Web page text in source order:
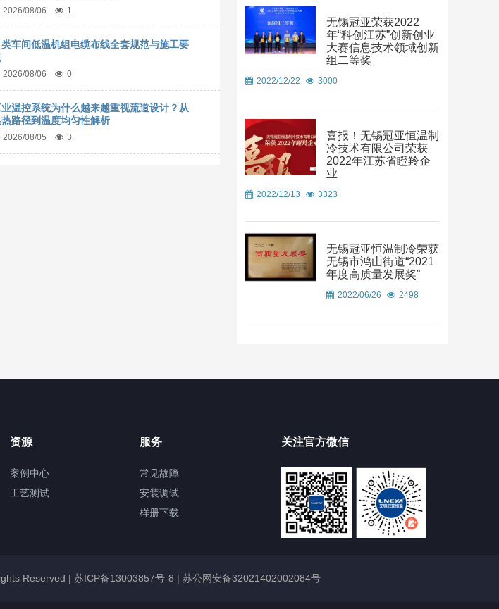
2026/08/06 1
类车间低温机组电缆布线全套规范与施工要
2026/08/06 0
温控系统为什么越来越重视流道设计？从
路径到温度均匀性解析
2026/08/05 3
无锡冠亚荣获2022
年“科创江苏”创新创业
大赛信息技术领域创新
组二等奖
2022/12/22 3000
喜报！无锡冠亚恒温制
冷技术有限公司荣获
2022年江苏省瞪羚企
业
2022/12/13 3323
无锡冠亚恒温制冷荣获
无锡市鸿山街道“2021
年度高质量发展奖”
2022/06/26 2498
资源
案例中心
工艺测试
服务
常见故障
安装调试
样册下载
关注官方微信
Reserved | 苏ICP备13003857号-8 | 苏公网安备32021402002084号